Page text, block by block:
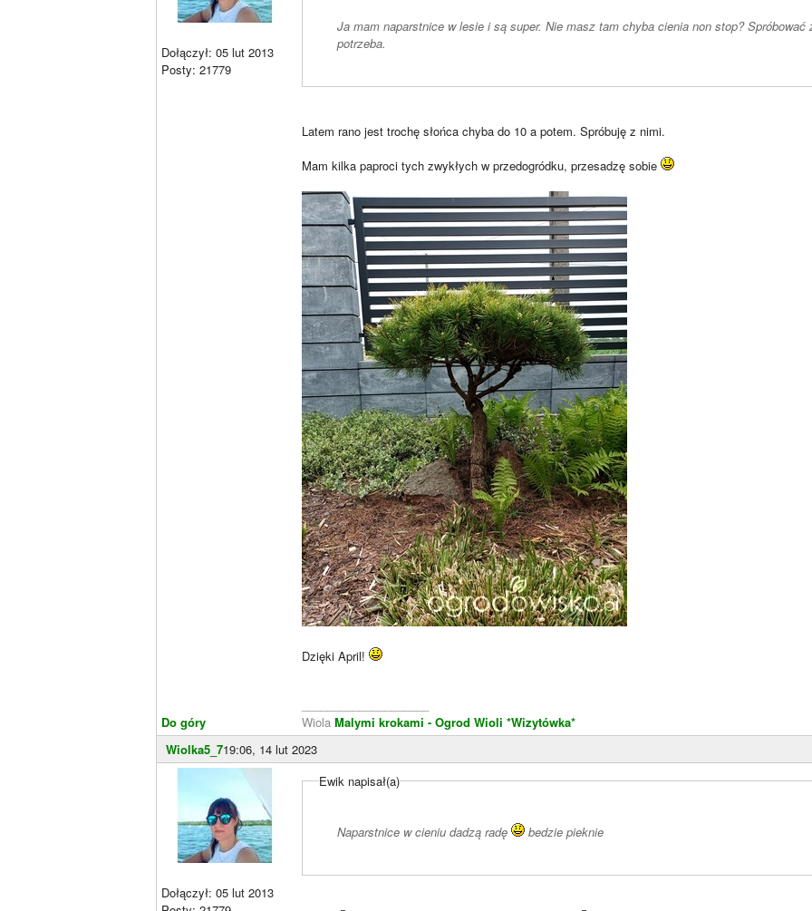
Dołączył: 05 lut 2013
Posty: 21779
Do góry
Ja mam naparstnice w lesie i są super. Nie masz tam chyba cienia non stop? Spróbować
potrzeba.
Latem rano jest trochę słońca chyba do 10 a potem. Spróbuję z nimi.
Mam kilka paproci tych zwykłych w przedogródku, przesadzę sobie
Dzięki April!
Wiola Malymi krokami - Ogrod Wioli *Wizytówka*
Wiolka5_719:06, 14 lut 2023
Dołączył: 05 lut 2013
Ewik napisał(a)
Naparstnice w cieniu dadzą radę bedzie pieknie